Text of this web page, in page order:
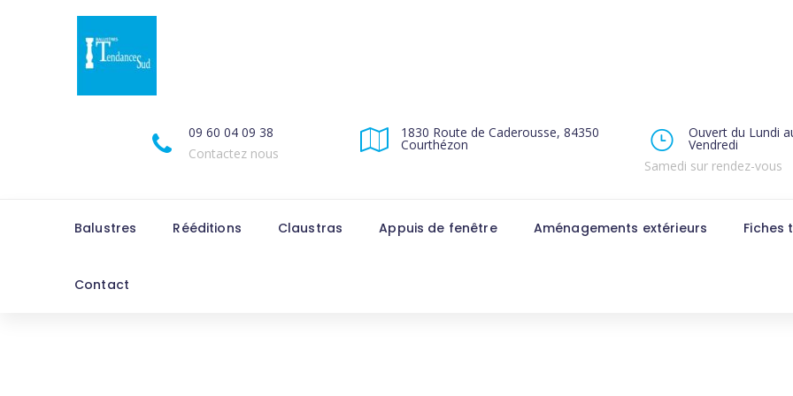
09 60 04 09 38
Contactez nous
1830 Route de Caderousse, 84350
Courthézon
Ouvert du Lundi
Vendredi
Samedi sur rendez-vous
Balustres Rééditions Claustras Appuis de fenêtre Aménagements extérieurs Fiches
Contact